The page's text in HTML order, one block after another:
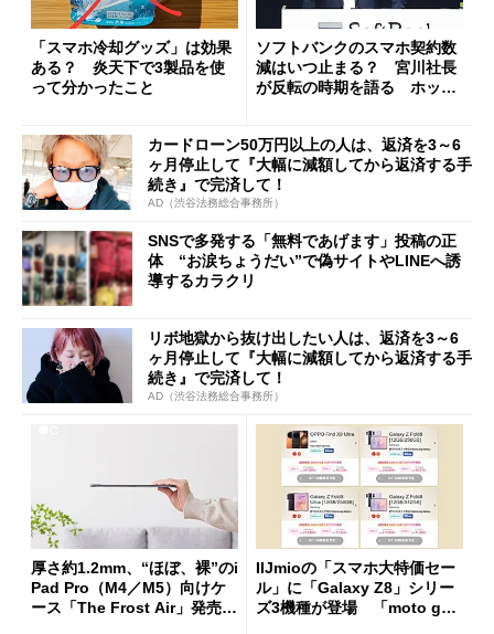
「スマホ冷却グッズ」は効果
ある？ 炎天下で3製品を使
って分かったこと
ソフトバンクのスマホ契約数
減はいつ止まる？ 宮川社長
が反転の時期を語る ホッピ
カードローン50万円以上の人は、返済を3～6
ヶ月停止して『大幅に減額してから返済する手
続き』で完済して！
AD（渋谷法務総合事務所）
SNSで多発する「無料であげます」投稿の正
体 “お涙ちょうだい”で偽サイトやLINEへ誘
導するカラクリ
リボ地獄から抜け出したい人は、返済を3～6
ヶ月停止して『大幅に減額してから返済する手
続き』で完済して！
AD（渋谷法務総合事務所）
厚さ約1.2mm、“ほぼ、裸”のi
Pad Pro（M4／M5）向けケ
ース「The Frost Air」発売
IIJmioの「スマホ大特価セー
ル」に「Galaxy Z8」シリー
ズ3機種が登場 「moto g37